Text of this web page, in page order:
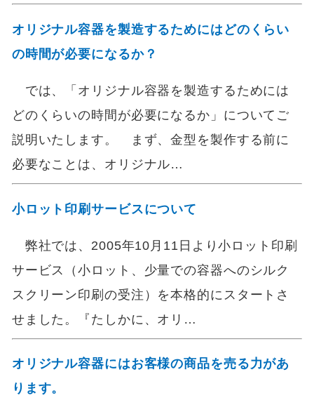
オリジナル容器を製造するためにはどのくらい
の時間が必要になるか？
では、「オリジナル容器を製造するためには
どのくらいの時間が必要になるか」についてご
説明いたします。 まず、金型を製作する前に
必要なことは、オリジナル…
小ロット印刷サービスについて
弊社では、2005年10月11日より小ロット印刷
サービス（小ロット、少量での容器へのシルク
スクリーン印刷の受注）を本格的にスタートさ
せました。『たしかに、オリ…
オリジナル容器にはお客様の商品を売る力があ
ります。